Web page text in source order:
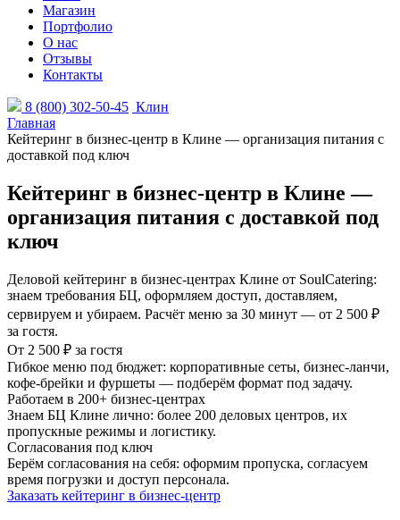
Магазин
Портфолио
О нас
Отзывы
Контакты
8 (800) 302-50-45 Клин
Главная
Кейтеринг в бизнес-центр в Клине — организация питания с
доставкой под ключ
Кейтеринг в бизнес-центр в Клине —
организация питания с доставкой под
ключ
Деловой кейтеринг в бизнес-центрах Клине от SoulCatering:
знаем требования БЦ, оформляем доступ, доставляем,
сервируем и убираем. Расчёт меню за 30 минут — от 2 500 ₽
за гостя.
От 2 500 ₽ за гостя
Гибкое меню под бюджет: корпоративные сеты, бизнес-ланчи,
кофе-брейки и фуршеты — подберём формат под задачу.
Работаем в 200+ бизнес-центрах
Знаем БЦ Клине лично: более 200 деловых центров, их
пропускные режимы и логистику.
Согласования под ключ
Берём согласования на себя: оформим пропуска, согласуем
время погрузки и доступ персонала.
Заказать кейтеринг в бизнес-центр